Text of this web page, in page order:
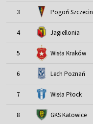
3 Pogoń Szczecin
4 Jagiellonia
5 Wisła Kraków
6 Lech Poznań
7 Wisła Płock
8 GKS Katowice